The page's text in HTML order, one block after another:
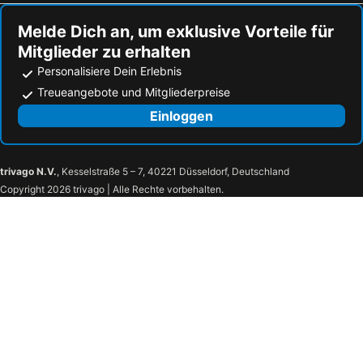
Melde Dich an, um exklusive Vorteile für
Mitglieder zu erhalten
Personalisiere Dein Erlebnis
Treueangebote und Mitgliederpreise
Einloggen
trivago N.V., Kesselstraße 5 – 7, 40221 Düsseldorf, Deutschland
Copyright 2026 trivago | Alle Rechte vorbehalten.